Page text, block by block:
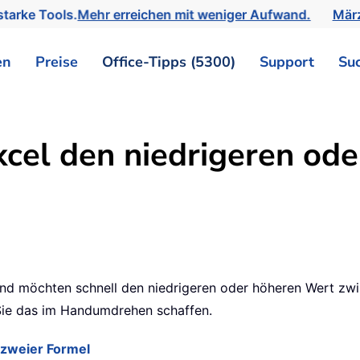
Tools.Mehr erreichen mit weniger Aufwand.
Preise Office-Tipps (5300) Support
den niedrigeren
möchten schnell den niedrigeren oder höheren Wert
das im Handumdrehen schaffen.
Formel